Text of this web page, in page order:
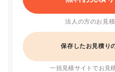
法人の方のお見
保存したお見積り
一括見積サイトでお見